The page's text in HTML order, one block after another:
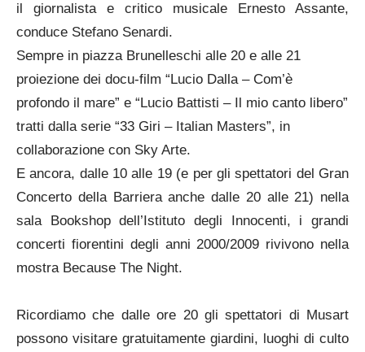
il giornalista e critico musicale Ernesto Assante,
conduce Stefano Senardi.
Sempre in piazza Brunelleschi alle 20 e alle 21
proiezione dei docu-film “Lucio Dalla – Com’è
profondo il mare” e “Lucio Battisti – Il mio canto libero”
tratti dalla serie “33 Giri – Italian Masters”, in
collaborazione con Sky Arte.
E ancora, dalle 10 alle 19 (e per gli spettatori del Gran
Concerto della Barriera anche dalle 20 alle 21) nella
sala Bookshop dell’Istituto degli Innocenti, i grandi
concerti fiorentini degli anni 2000/2009 rivivono nella
mostra Because The Night.
Ricordiamo che dalle ore 20 gli spettatori di Musart
possono visitare gratuitamente giardini, luoghi di culto